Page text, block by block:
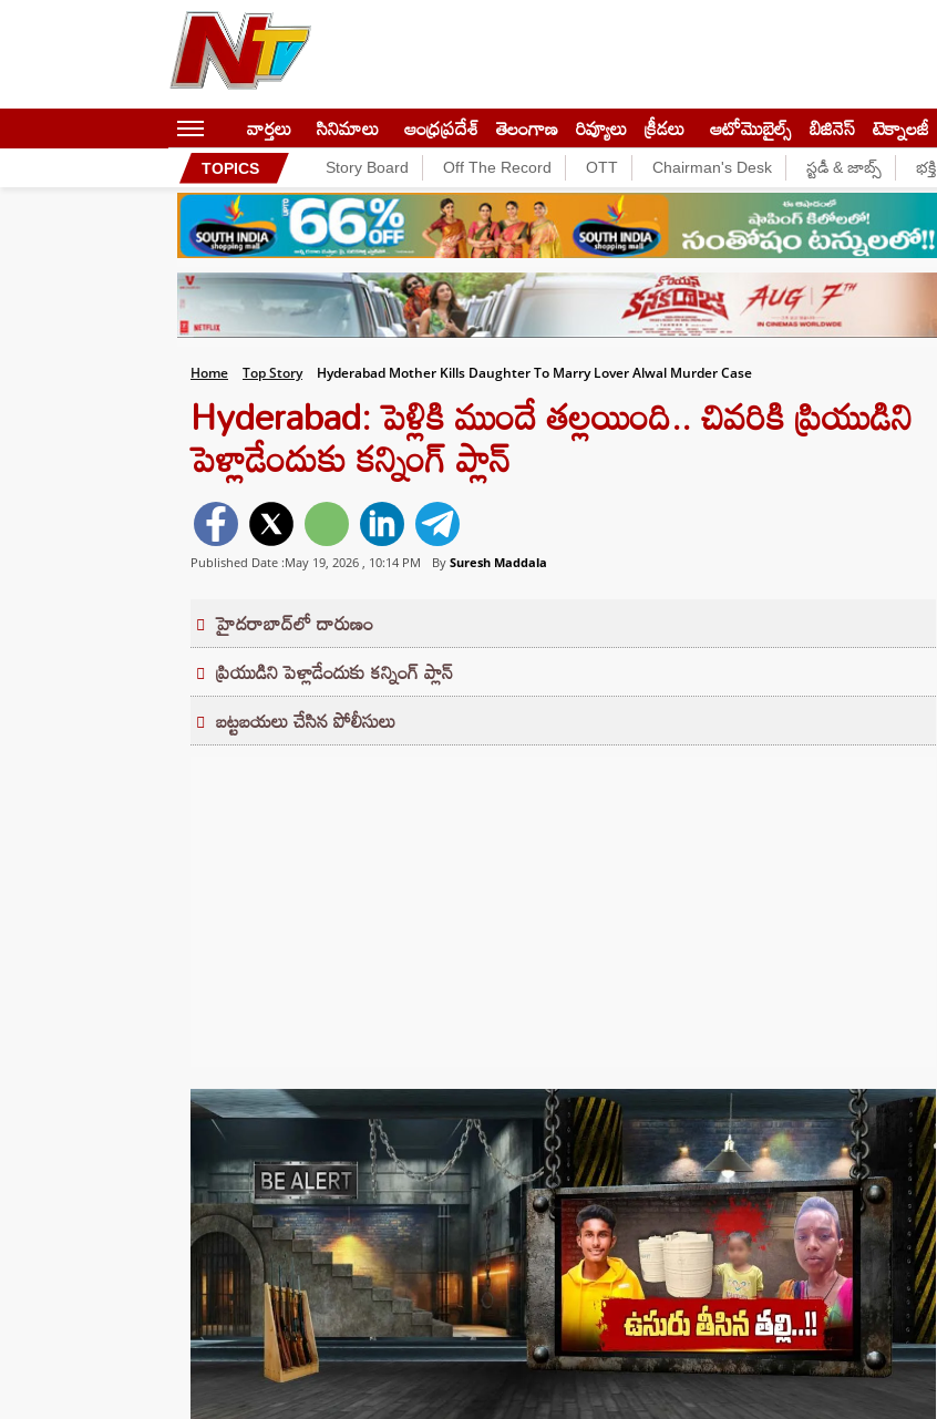
వార్తలు సినిమాలు ఆంధ్రప్రదేశ్ తెలంగాణ రివ్యూలు క్రీడలు ఆటోమొబైల్స్ బిజినెస్‌ టెక్నాలజీ
TOPICS Story Board Off The Record OTT Chairman's Desk స్టడీ & జాబ్స్ భక్తి
Home Top Story Hyderabad Mother Kills Daughter To Marry Lover Alwal Murder Case
Hyderabad: పెళ్లికి ముందే తల్లయింది.. చివరికి ప్రియుడిని
పెళ్లాడేందుకు కన్నింగ్ ప్లాన్
Published Date :May 19, 2026 , 10:14 PM By Suresh Maddala
హైదరాబాద్‌లో దారుణం
ప్రియుడిని పెళ్లాడేందుకు కన్నింగ్ ప్లాన్
బట్టబయలు చేసిన పోలీసులు